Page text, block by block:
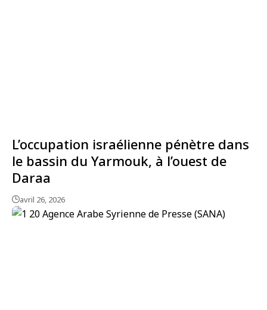
L’occupation israélienne pénètre dans
le bassin du Yarmouk, à l’ouest de
Daraa
avril 26, 2026